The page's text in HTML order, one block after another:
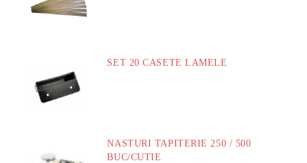
SET 20 CASETE LAMELE
NASTURI TAPITERIE 250 / 500
BUC/CUTIE